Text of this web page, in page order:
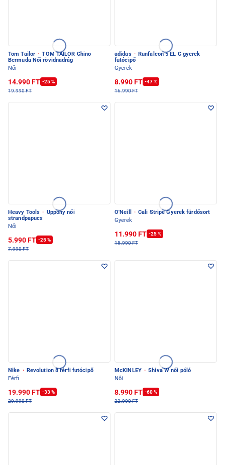
Tom Tailor · TOM TAILOR Chino
Bermuda Női rövidnadrág
Női
14.990 FT -25 %
19.990 FT
adidas · Runfalcon 5 EL C gyerek
futócipő
Gyerek
8.990 FT -47 %
16.990 FT
Heavy Tools · Uppony női
strandpapucs
Női
5.990 FT -25 %
7.990 FT
O'Neill · Cali Stripe Gyerek fürdősort
Gyerek
11.990 FT -25 %
15.990 FT
Nike · Revolution 8 férfi futócipő
Férfi
19.990 FT -33 %
29.990 FT
McKINLEY · Shiva W női póló
Női
8.990 FT -60 %
22.990 FT